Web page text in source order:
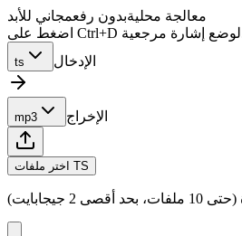
معالجة محليةبدون رفعمجاني للأبد
ts الإدخال
mp3 الإخراج
اختر ملفات TS
جيجابايت)